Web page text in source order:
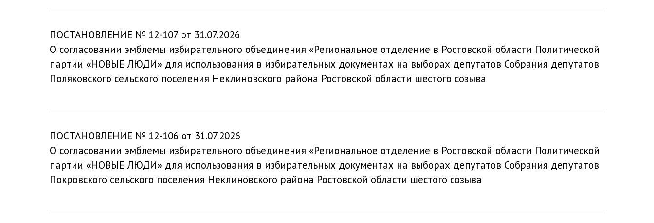
ПОСТАНОВЛЕНИЕ № 12-107 от 31.07.2026
О согласовании эмблемы избирательного объединения «Региональное отделение в Ростовской области Политической
партии «НОВЫЕ ЛЮДИ» для использования в избирательных документах на выборах депутатов Собрания депутатов
Поляковского сельского поселения Неклиновского района Ростовской области шестого созыва
ПОСТАНОВЛЕНИЕ № 12-106 от 31.07.2026
О согласовании эмблемы избирательного объединения «Региональное отделение в Ростовской области Политической
партии «НОВЫЕ ЛЮДИ» для использования в избирательных документах на выборах депутатов Собрания депутатов
Покровского сельского поселения Неклиновского района Ростовской области шестого созыва